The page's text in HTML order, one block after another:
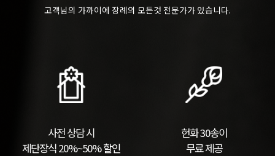
고객님의 가까이에 장례의 모든것 전문가가 있습니다.
사전 상담 시
제단장식 20%~50% 할인
헌화 30송이
무료 제공